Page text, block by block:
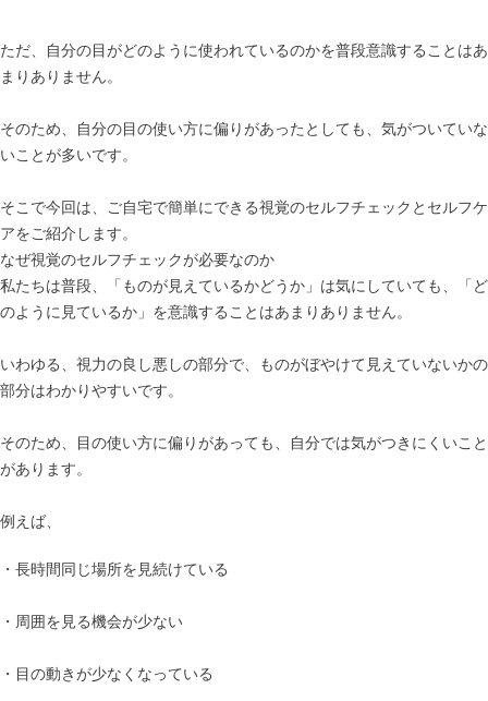
ただ、自分の目がどのように使われているのかを普段意識することはあ
まりありません。
そのため、自分の目の使い方に偏りがあったとしても、気がついていな
いことが多いです。
そこで今回は、ご自宅で簡単にできる視覚のセルフチェックとセルフケ
アをご紹介します。
なぜ視覚のセルフチェックが必要なのか
私たちは普段、「ものが見えているかどうか」は気にしていても、「ど
のように見ているか」を意識することはあまりありません。
いわゆる、視力の良し悪しの部分で、ものがぼやけて見えていないかの
部分はわかりやすいです。
そのため、目の使い方に偏りがあっても、自分では気がつきにくいこと
があります。
例えば、
・長時間同じ場所を見続けている
・周囲を見る機会が少ない
・目の動きが少なくなっている